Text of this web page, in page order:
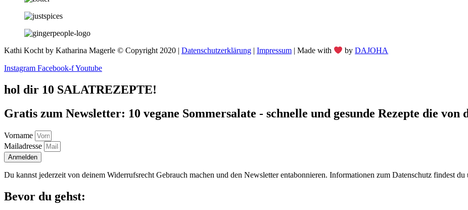
Kathi Kocht by Katharina Magerle © Copyright 2020 | Datenschutzerklärung Impressum | Made with byDAJOHA
Instagram Facebook-fYoutube
hol dir 10 SALATREZEPTE!
Gratis zum Newsletter: 10 vegane Sommersalate - schnelle und gesunde Rezepte die
Vorname
Mailadresse
Anmelden
Du kannst jederzeit von deinem Widerrufsrecht Gebrauch machen und den Newsletter entabonnieren. Informationen zum Datenschutz findest
Bevor du gehst: